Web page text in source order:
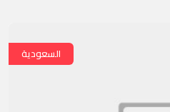
السعودية